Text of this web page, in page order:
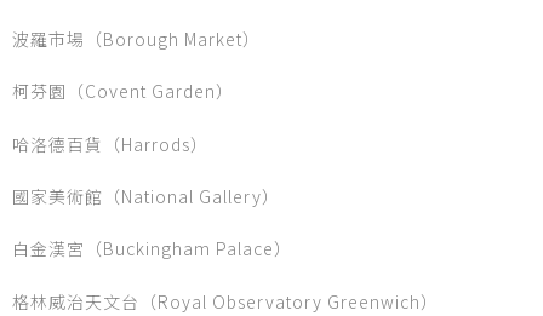
波羅市場（Borough Market）
柯芬園（Covent Garden）
哈洛德百貨（Harrods）
國家美術館（National Gallery）
白金漢宮（Buckingham Palace）
格林威治天文台（Royal Observatory Greenwich）